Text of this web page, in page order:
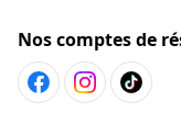
Nos comptes de